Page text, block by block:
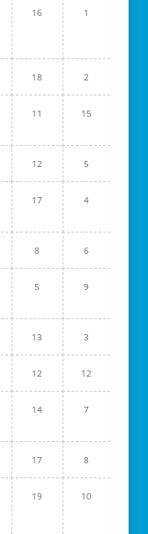
16 1
18 2
11 15
12 5
17 4
8 6
5 9
13 3
12 12
14 7
17 8
19 10